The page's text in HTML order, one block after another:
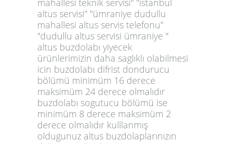
mahallesi teknik servisi" "istanbul
altus servisi" "ümraniye dudullu
mahallesi altus servis telefonu"
"dudullu altus servisi ümraniye "
altus buzdolabı yiyecek
ürünlerimizin daha saglıklı olabilmesi
icin buzdolabı difrist dondurucu
bölümü minimüm 16 derece
maksimüm 24 derece olmalıdır
buzdolabı sogutucu bölümü ise
minimüm 8 derece maksimüm 2
derece olmalıdır kulllanmış
oldugunuz altus buzdolaplarınızın